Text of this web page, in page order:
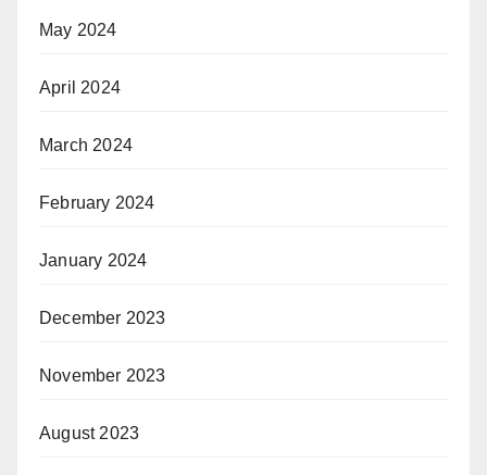
May 2024
April 2024
March 2024
February 2024
January 2024
December 2023
November 2023
August 2023